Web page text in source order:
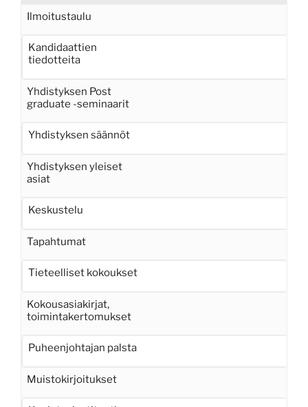
Ilmoitustaulu
Kandidaattien
tiedotteita
Yhdistyksen Post
graduate -seminaarit
Yhdistyksen säännöt
Yhdistyksen yleiset
asiat
Keskustelu
Tapahtumat
Tieteelliset kokoukset
Kokousasiakirjat,
toimintakertomukset
Puheenjohtajan palsta
Muistokirjoitukset